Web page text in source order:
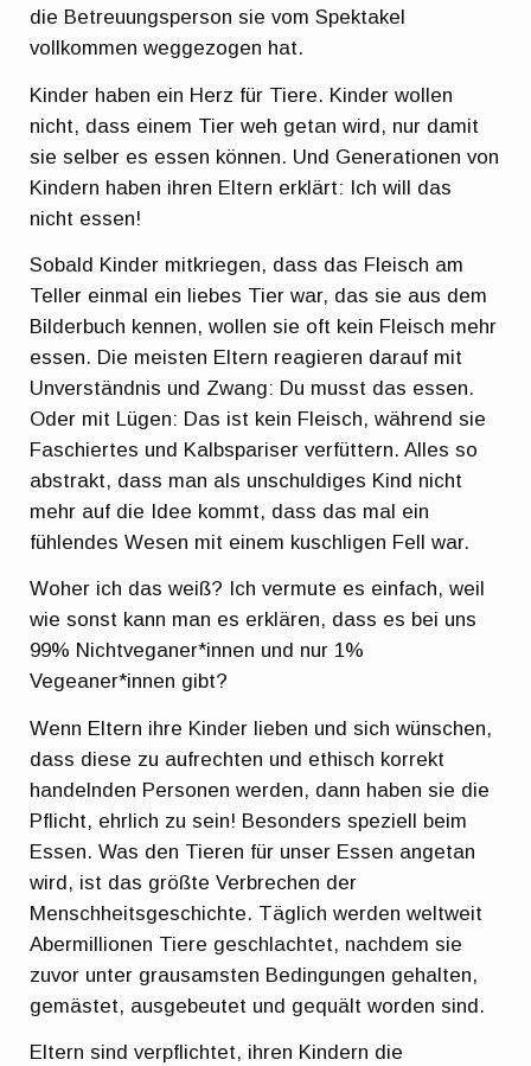
die Betreuungsperson sie vom Spektakel
vollkommen weggezogen hat.
Kinder haben ein Herz für Tiere. Kinder wollen
nicht, dass einem Tier weh getan wird, nur damit
sie selber es essen können. Und Generationen von
Kindern haben ihren Eltern erklärt: Ich will das
nicht essen!
Sobald Kinder mitkriegen, dass das Fleisch am
Teller einmal ein liebes Tier war, das sie aus dem
Bilderbuch kennen, wollen sie oft kein Fleisch mehr
essen. Die meisten Eltern reagieren darauf mit
Unverständnis und Zwang: Du musst das essen.
Oder mit Lügen: Das ist kein Fleisch, während sie
Faschiertes und Kalbspariser verfüttern. Alles so
abstrakt, dass man als unschuldiges Kind nicht
mehr auf die Idee kommt, dass das mal ein
fühlendes Wesen mit einem kuschligen Fell war.
Woher ich das weiß? Ich vermute es einfach, weil
wie sonst kann man es erklären, dass es bei uns
99% Nichtveganer*innen und nur 1%
Vegeaner*innen gibt?
Wenn Eltern ihre Kinder lieben und sich wünschen,
dass diese zu aufrechten und ethisch korrekt
handelnden Personen werden, dann haben sie die
Pflicht, ehrlich zu sein! Besonders speziell beim
Essen. Was den Tieren für unser Essen angetan
wird, ist das größte Verbrechen der
Menschheitsgeschichte. Täglich werden weltweit
Abermillionen Tiere geschlachtet, nachdem sie
zuvor unter grausamsten Bedingungen gehalten,
gemästet, ausgebeutet und gequält worden sind.
Eltern sind verpflichtet, ihren Kindern die